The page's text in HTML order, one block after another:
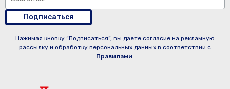
Подписаться
Нажимая кнопку “Подписаться”, вы даете согласие на рекламную
рассылку и обработку персональных данных в соответствии с
Правилами.